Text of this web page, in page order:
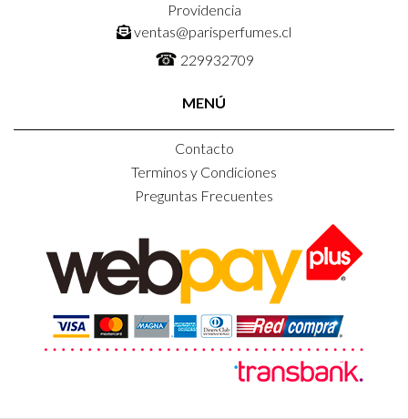
Providencia
ventas@parisperfumes.cl
☎ 229932709
MENÚ
Contacto
Terminos y Condiciones
Preguntas Frecuentes